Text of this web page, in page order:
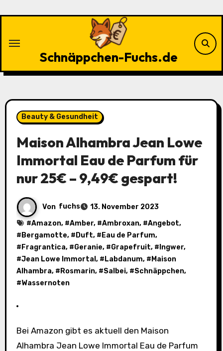
Schnäppchen-Fuchs.de
Beauty & Gesundheit
Maison Alhambra Jean Lowe
Immortal Eau de Parfum für
nur 25€ – 9,49€ gespart!
Von fuchs
13. November 2023
#Amazon, #Amber, #Ambroxan, #Angebot,
# Bergamotte, # Duft, # Eau de Parfum,
# Fragrantica, #Geranie, #Grapefruit, # Ingwer,
#Jean Lowe Immortal , # Labdanum, # Maison
Alhambra, # Rosmarin, #Salbei, #Schnäppchen,
#Wassernoten
Bei Amazon gibt es aktuell den Maison
Alhambra Jean Lowe Immortal Eau de Parfum